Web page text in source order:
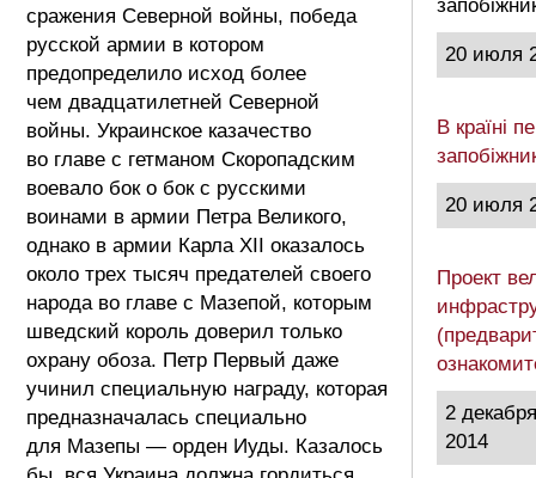
сражения Северной войны, победа
русской армии в котором
предопределило исход более
чем двадцатилетней Северной
войны. Украинское казачество
во главе с гетманом Скоропадским
воевало бок о бок с русскими
воинами в армии Петра Великого,
однако в армии Карла XII оказалось
около трех тысяч предателей своего
народа во главе с Мазепой, которым
шведский король доверил только
охрану обоза. Петр Первый даже
учинил специальную награду, которая
предназначалась специально
для Мазепы — орден Иуды. Казалось
20 июля
В країні
20 июля
Проект
2 декабря
2014